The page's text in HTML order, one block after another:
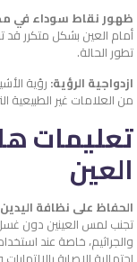
ظهور نقاط سوداء في
أمام العين بشكل متكرر قد
تطور الحالة.
ازدواجية الرؤية: رؤية
من العلامات غير
تعليمات
العين
الحفاظ على نظافة
تجنب لمس العينين دون غسل
والجراثيم، خاصة عند